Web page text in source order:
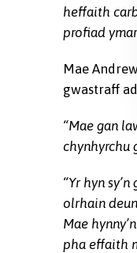
heffaith
profiad
Mae
gwastraff
“Mae gan
chynhyrchu
“Yr hyn
olrhain
Mae
pha effaith